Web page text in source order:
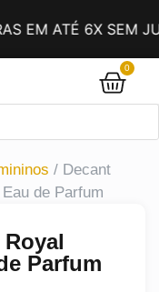
6X SEM JUROS
0
/ Decant
de Parfum
Parfum